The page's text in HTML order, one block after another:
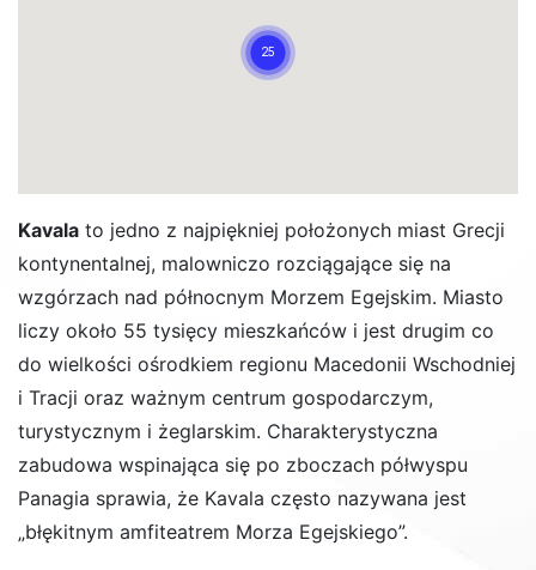
Kavala to jedno z najpiękniej położonych miast Grecji
kontynentalnej, malowniczo rozciągające się na
wzgórzach nad północnym Morzem Egejskim. Miasto
liczy około 55 tysięcy mieszkańców i jest drugim co
do wielkości ośrodkiem regionu Macedonii Wschodniej
i Tracji oraz ważnym centrum gospodarczym,
turystycznym i żeglarskim. Charakterystyczna
zabudowa wspinająca się po zboczach półwyspu
Panagia sprawia, że Kavala często nazywana jest
„błękitnym amfiteatrem Morza Egejskiego”.